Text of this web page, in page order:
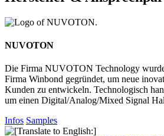
NUVOTON
Die Firma NUVOTON Technology
Firma Winbond gegründet, um neue
Kunden zu entwickeln. Technologisch
um einen Digital/Analog/Mixed Signal
Infos Samples